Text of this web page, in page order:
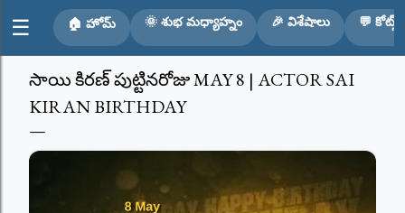
Skip to main content
☰ 🏠 హోమ్ 🌞 శుభ మధ్యాహ్నం 🎉 విశేషాలు 💬 కోట్స్
సాయి కిరణ్ పుట్టినరోజు MAY 8 | ACTOR SAI
KIRAN BIRTHDAY